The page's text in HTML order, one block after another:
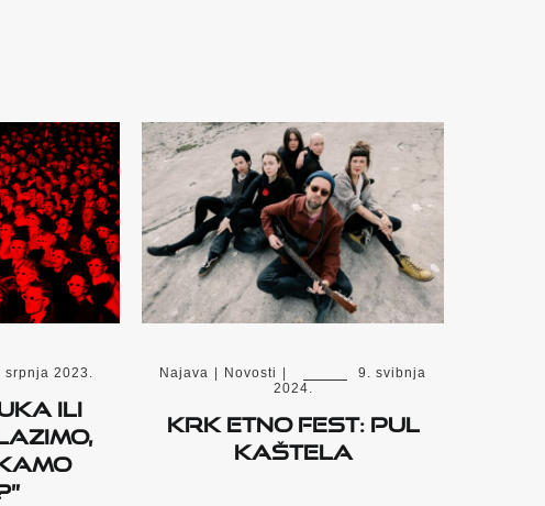
srpnja 2023.
ili
Najava Novosti
9. svibnja
2024.
Krk Etno Fest: Pul
Kaštela